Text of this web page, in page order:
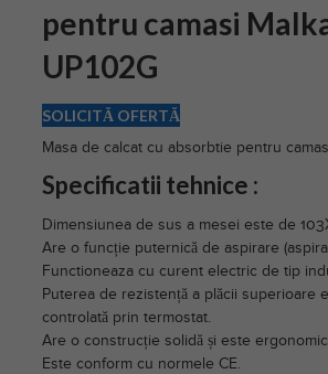
pentru camasi
UP102G
SOLICITĂ OFERTĂ
Masa de calcat cu absorbtie pentru
Specificatii tehnice :
Dimensiunea de sus a mesei este de
Are o funcție puternică de aspirare
Functioneaza cu curent electric de tip
Puterea de rezistență a plăcii superioare
controlată prin termostat.
Are o construcție solidă și este
Este conform cu normele CE.